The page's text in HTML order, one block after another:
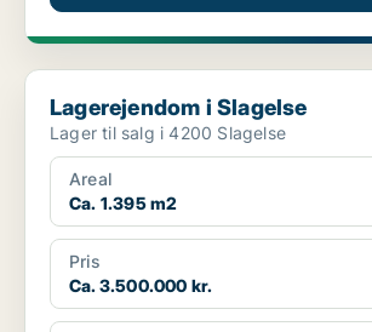
Lagerejendom i Slagelse
Lagerejendom i Slagelse
Lager til salg i 4200 Slagelse
Areal
Ca. 1.395 m2
Pris
Ca. 3.500.000 kr.